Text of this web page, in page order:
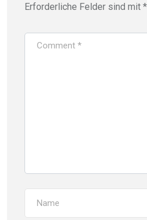
Erforderliche Felder sind mit *